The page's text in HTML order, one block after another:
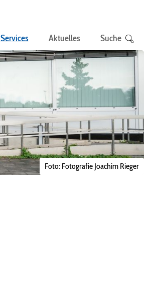
Services Aktuelles Suche
Foto: Fotografie Joachim Rieger